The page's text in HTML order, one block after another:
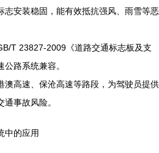
志安装稳固，能有效抵抗强风、雨雪等恶
T 23827-2009《道路交通标志板及支
路系统兼容。
澳高速、保沧高速等路段，为驾驶员提供
事故风险。
中的应用